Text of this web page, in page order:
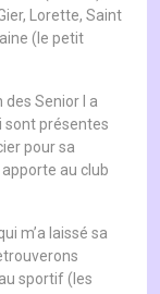
Lorette, Saint
(le petit
des Senior I a
sont présentes
pour sa
au club
m’a laissé sa
sportif (les